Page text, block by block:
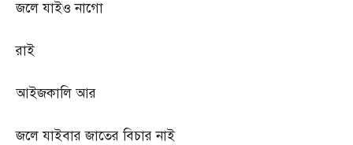
জলে যাইও নাগো
রাই
আইজকালি আর
জলে যাইবার জাতের বিচার নাই